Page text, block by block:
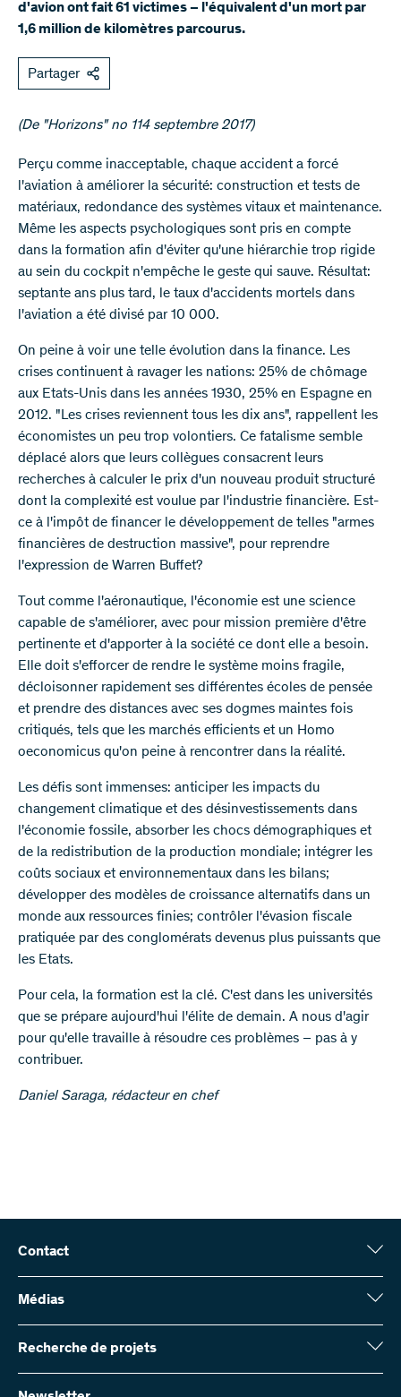
d'avion ont fait 61 victimes – l'équivalent d'un mort par
1,6 million de kilomètres parcourus.
Partager
(De "Horizons" no 114 septembre 2017)​​​
Perçu comme inacceptable, chaque accident a forcé
l'aviation à améliorer la sécurité: construction et tests de
matériaux, redondance des systèmes vitaux et maintenance.
Même les aspects psychologiques sont pris en compte
dans la formation afin d'éviter qu'une hiérarchie trop rigide
au sein du cockpit n'empêche le geste qui sauve. Résultat:
septante ans plus tard, le taux d'accidents mortels dans
l'aviation a été divisé par 10 000.
On peine à voir une telle évolution dans la finance. Les
crises continuent à ravager les nations: 25% de chômage
aux Etats-Unis dans les années 1930, 25% en Espagne en
2012. "Les crises reviennent tous les dix ans", rappellent les
économistes un peu trop volontiers. Ce fatalisme semble
déplacé alors que leurs collègues consacrent leurs
recherches à calculer le prix d'un nouveau produit structuré
dont la complexité est voulue par l'industrie financière. Est-
ce à l'impôt de financer le développement de telles "armes
financières de destruction massive", pour reprendre
l'expression de Warren Buffet?
Tout comme l'aéronautique, l'économie est une science
capable de s'améliorer, avec pour mission première d'être
pertinente et d'apporter à la société ce dont elle a besoin.
Elle doit s'efforcer de rendre le système moins fragile,
décloisonner rapidement ses différentes écoles de pensée
et prendre des distances avec ses dogmes maintes fois
critiqués, tels que les marchés efficients et un Homo
oeconomicus qu'on peine à rencontrer dans la réalité.
Les défis sont immenses: anticiper les impacts du
changement climatique et des désinvestissements dans
l'économie fossile, absorber les chocs démographiques et
de la redistribution de la production mondiale; intégrer les
coûts sociaux et environnementaux dans les bilans;
développer des modèles de croissance alternatifs dans un
monde aux ressources finies; contrôler l'évasion fiscale
pratiquée par des conglomérats devenus plus puissants que
les Etats.
Pour cela, la formation est la clé. C'est dans les universités
que se prépare aujourd'hui l'élite de demain. A nous d'agir
pour qu'elle travaille à résoudre ces problèmes – pas à y
contribuer.
Daniel Saraga, rédacteur en chef
Contact
Fonds national suisse (FNS)
Wildhainweg 3
Contactez-nous
Envoyer des factures
Médias
Service de presse
Rapport annuel
Recherche de projets
Vous trouverez ici des informations complètes sur les projets de